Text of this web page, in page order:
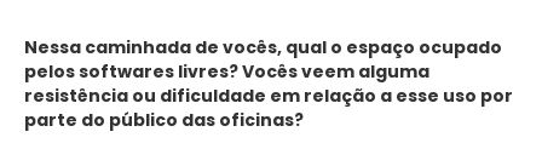
Nessa caminhada de vocês, qual o espaço ocupado
pelos softwares livres? Vocês veem alguma
resistência ou dificuldade em relação a esse uso por
parte do público das oficinas?